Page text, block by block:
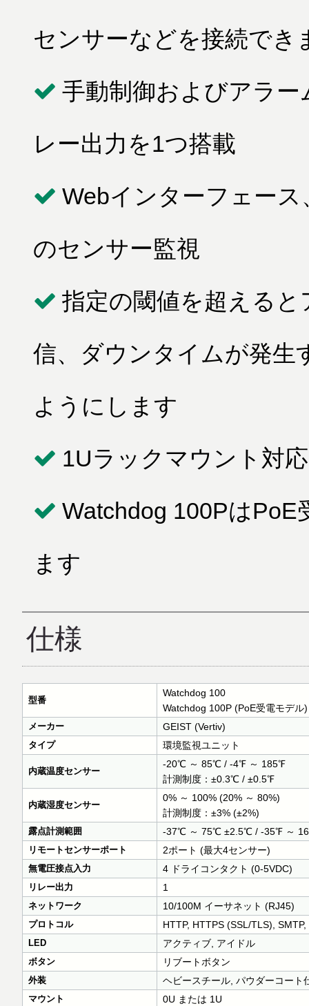
センサーなどを接続でき
手動制御およびアラ
レー出力を1つ搭載
Webインターフェー
のセンサー監視
指定の閾値を超える
信、ダウンタイムが発生
ようにします
1Uラックマウント対応
Watchdog 100Pは
ます
仕様
型番
Watchdog 100
Watchdog 100P (PoE受電モデル)
メーカー GEIST (Vertiv)
タイプ 環境監視ユニット
内蔵温度センサー
-20℃ ～ 85℃ / -4℉ ～ 185℉
計測制度：±0.3℃ / ±0.5℉
内蔵湿度センサー
0% ～ 100% (20% ～ 80%)
計測制度：±3% (±2%)
露点計測範囲 -37℃ ～ 75℃ ±2.5℃ / -35℉ ～
リモートセンサーポート 2ポート (最大4センサー)
無電圧接点入力 4 ドライコンタクト (0-5VDC)
リレー出力 1
ネットワーク 10/100M イーサネット (RJ45)
プロトコル HTTP, HTTPS (SSL/TLS),
LED アクティブ, アイドル
ボタン リブートボタン
外装 ヘビースチール, パウダーコート
マウント 0U または 1U